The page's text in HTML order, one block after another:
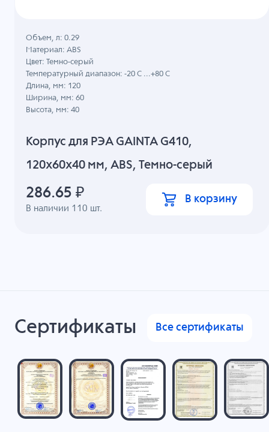
Корпус для РЭА GAINTA G410,
120x60x40 мм, ABS, Темно-серый
В наличии 110 шт.
Объем, л: 0.29
Материал: ABS
Цвет: Темно-серый
Температурный диапазон: -20 C ...+80 C
Длина, мм: 120
Ширина, мм: 60
Высота, мм: 40
286.65 ₽ В корзину
Сертификаты Все сертификаты